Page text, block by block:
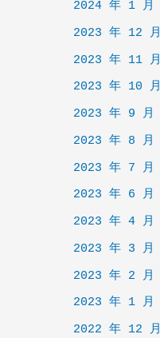
2024 年 1 月
2023 年 12 月
2023 年 11 月
2023 年 10 月
2023 年 9 月
2023 年 8 月
2023 年 7 月
2023 年 6 月
2023 年 4 月
2023 年 3 月
2023 年 2 月
2023 年 1 月
2022 年 12 月